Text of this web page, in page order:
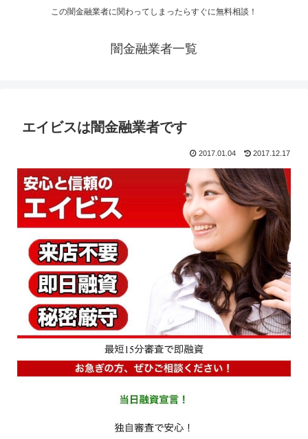
この闇金融業者に関わってしまったらすぐに無料相談！
闇金融業者一覧
エイビスは闇金融業者です
2017.01.04 2017.12.17